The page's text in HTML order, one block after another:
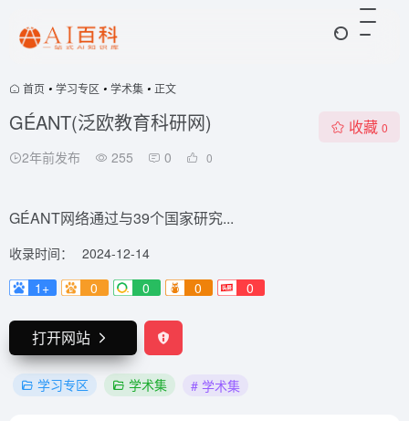
首页 • 学习专区 • 学术集 • 正文
GÉANT(泛欧教育科研网)
2年前发布 255 0 0
收藏 0
GÉANT网络通过与39个国家研究...
收录时间：
2024-12-14
1+
0 0 0 0
打开网站
学习专区 学术集 # 学术集